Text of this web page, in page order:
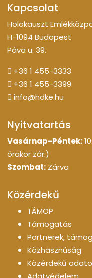
Kapcsolat
Holokauszt
H-1094 Budapest
Páva u. 39.
+36 1 455-3333
+36 1 455-3399
info@hdke.hu
Nyitvatartás
Vasárnap-Péntek:
órakor zár.)
Szombat: Zárva
Közérdekű
TÁMOP
Támogatás
Partnerek,
Közhasznúság
Közérdekű